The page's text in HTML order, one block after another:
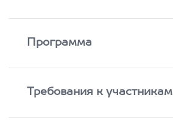
Программа
Требования к участникам